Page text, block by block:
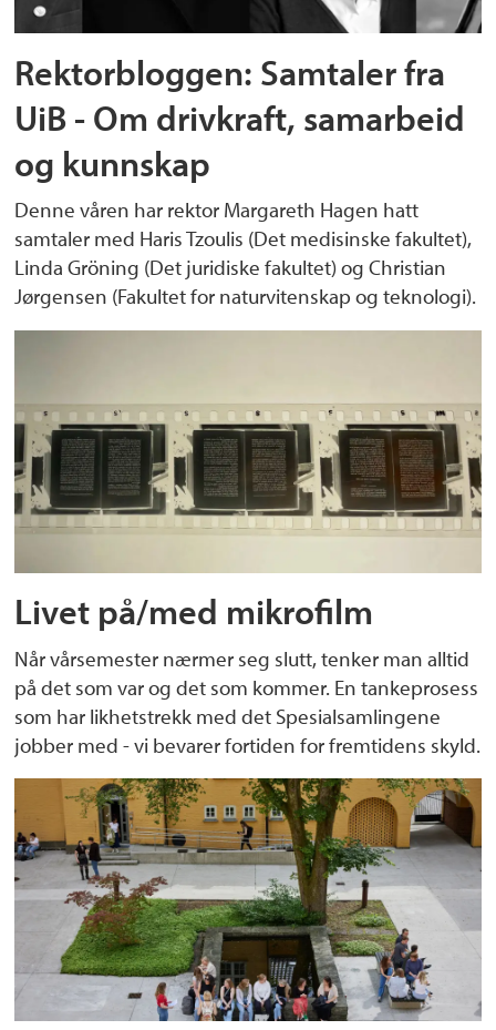
Rektorbloggen: Samtaler fra
UiB - Om drivkraft, samarbeid
og kunnskap
Denne våren har rektor Margareth Hagen hatt
samtaler med Haris Tzoulis (Det medisinske fakultet),
Linda Gröning (Det juridiske fakultet) og Christian
Jørgensen (Fakultet for naturvitenskap og teknologi).
Livet på/med mikrofilm
Når vårsemester nærmer seg slutt, tenker man alltid
på det som var og det som kommer. En tankeprosess
som har likhetstrekk med det Spesialsamlingene
jobber med - vi bevarer fortiden for fremtidens skyld.